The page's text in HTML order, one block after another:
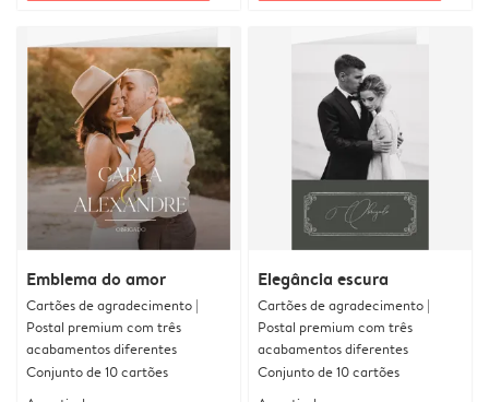
Emblema do amor
Cartões de agradecimento |
Postal premium com três
acabamentos diferentes
Conjunto de 10 cartões
Elegância escura
Cartões de agradecimento |
Postal premium com três
acabamentos diferentes
Conjunto de 10 cartões